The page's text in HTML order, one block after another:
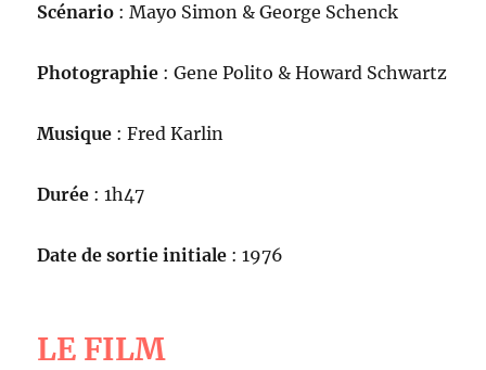
Scénario : Mayo Simon & George Schenck
Photographie : Gene Polito & Howard Schwartz
Musique : Fred Karlin
Durée : 1h47
Date de sortie initiale : 1976
LE FILM